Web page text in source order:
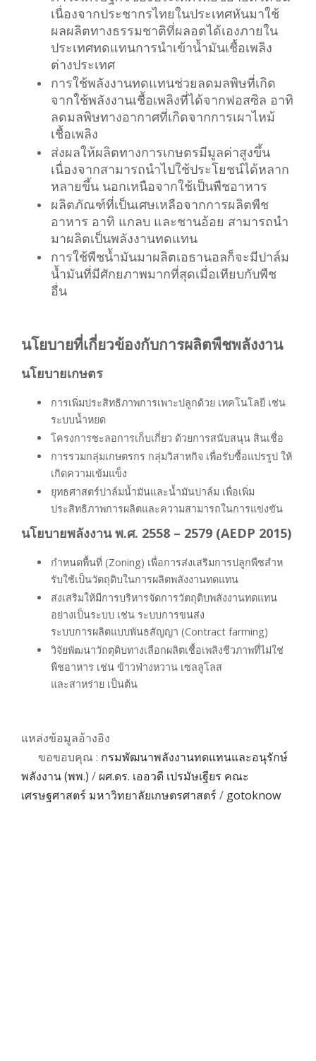
เนื่องจากประชากรไทยในประเทศหันมาใช้
ผลผลิตทางธรรมชาติที่ผลอตได้เองภายใน
ประเทศทดแทนการนำเข้าน้ำมันเชื้อเพลิง
ต่างประเทศ
การใช้พลังงานทดแทนช่วยลดมลพิษที่เกิด
จากใช้พลังงานเชื้อเพลิงที่ได้จากฟอสซิล อาทิ
ลดมลพิษทางอากาศที่เกิดจากการเผาไหม้
เชื้อเพลิง
ส่งผลให้ผลิตทางการเกษตรมีมูลค่าสูงขึ้น
เนื่องจากสามารถนำไปใช้ประโยชน์ได้หลาก
หลายขึ้น นอกเหนือจากใช้เป็นพืชอาหาร
ผลิตภัณฑ์ที่เป็นเศษเหลือจากการผลิตพืช
อาหาร อาทิ แกลบ และชานอ้อย สามารถนำ
มาผลิตเป็นพลังงานทดแทน
การใช้พืชน้ำมันมาผลิตเอธานอลก็จะมีปาล์ม
น้ำมันที่มีศักยภาพมากที่สุดเมื่อเทียบกับพืช
อื่น
นโยบายที่เกี่ยวข้องกับการผลิตพืชพลังงาน
นโยบายเกษตร
การเพิ่มประสิทธิภาพการเพาะปลูกด้วย เทคโนโลยี เช่น
ระบบนํ้าหยด
โครงการชะลอการเก็บเกี่ยว ด้วยการสนับสนุน สินเชื่อ
การรวมกลุ่มเกษตรกร กลุ่มวิสาหกิจ เพื่อรับซื้อแปรรูป ให้
เกิดความเข้มแข็ง
ยุทธศาสตร์ปาล์มนํ้ามันและนํ้ามันปาล์ม เพื่อเพิ่ม
ประสิทธิภาพการผลิตและความสามารถในการแข่งขัน
นโยบายพลังงาน พ.ศ. 2558 – 2579 (AEDP 2015)
กําหนดพื้นที่ (Zoning) เพื่อการส่งเสริมการปลูกพืชสําห
รับใช้เป็นวัตถุดิบในการผลิตพลังงานทดแทน
ส่งเสริมให้มีการบริหารจัดการวัตถุดิบพลังงานทดแทน
อย่างเป็นระบบ เช่น ระบบการขนส่ง
ระบบการผลิตแบบพันธสัญญา (Contract farming)
วิจัยพัฒนาวัถตุดิบทางเลือกผลิตเชื้อเพลิงชีวภาพที่ไม่ใช่
พืชอาหาร เช่น ข้าวฟ่างหวาน เซลลูโลส
และสาหร่าย เป็นต้น
แหล่งข้อมูลอ้างอิง
ขอขอบคุณ : กรมพัฒนาพลังงานทดแทนและอนุรักษ์
พลังงาน (พพ.) / ผศ.ดร. เออวดี เปรมัษเฐียร คณะ
เศรษฐศาสตร์ มหาวิทยาลัยเกษตรศาสตร์ / gotoknow